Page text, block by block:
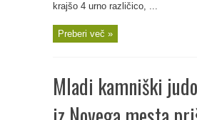
krajšo 4 urno različico, ...
Preberi več »
Mladi kamniški